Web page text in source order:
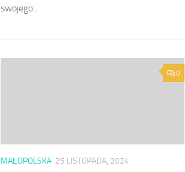
swojego...
0
MAŁOPOLSKA 25 LISTOPADA, 2024